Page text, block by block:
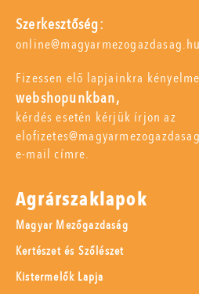
Szerkesztőség:
online@magyarmezogazdasag.hu
Fizessen elő lapjainkra
webshopunkban,
kérdés esetén kérjük írjon az
e-mail címre.
Agrárszaklapok
Magyar Mezőgazdaság
Kertészet és Szőlészet
Kistermelők Lapja